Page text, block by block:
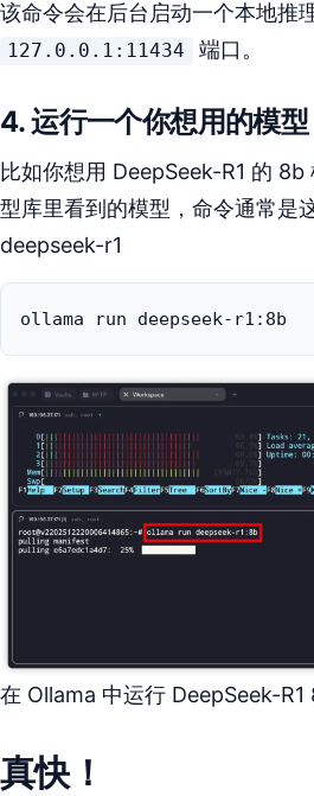
该命令会在后台启动一个本地推
127.0.0.1:11434 端口。
4. 运行一个你想用的模型
比如你想用 DeepSeek-R1 的
型库里看到的模型，命令通常是
deepseek-r1
ollama run deepseek-r1:8b
在 Ollama 中运行 DeepSeek-R1
真快！